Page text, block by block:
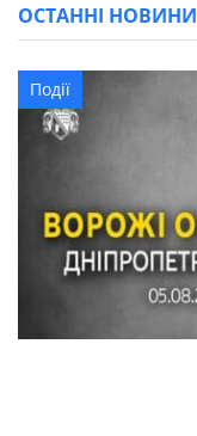
ОСТАННІ НОВИНИ
Події